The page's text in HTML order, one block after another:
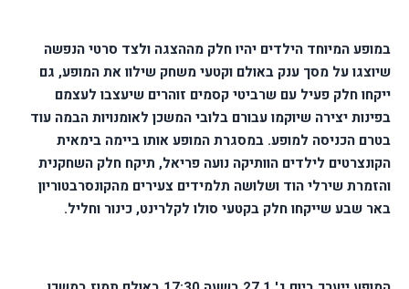
במופע המיוחד הילדים יהיו חלק מההצגה ולצד סרטי הנפשה
שיוצגו על מסך ענק באולם וקטעי משחק שילוו את המופע, גם
ייקחו חלק פעיל עם שרביטי קסמים זוהרים שיעצבו לעצמם
בפינות יצירה שיוקמו עבורם בלובי המשכן לאומנויות הבמה עוד
בטרם הכניסה למופע. במסגרת המופע אותו ביימה בימאית
הקונצרטים לילדים הוותיקה נועה פריאל, תיקח חלק השחקנית
והזמרת שירלי הוד ושלושה תלמידים צעירים מהקונסרבטוריון
באר שבע שייקחו חלק בקטעי סולו לקלרינט, כינור וחליל.